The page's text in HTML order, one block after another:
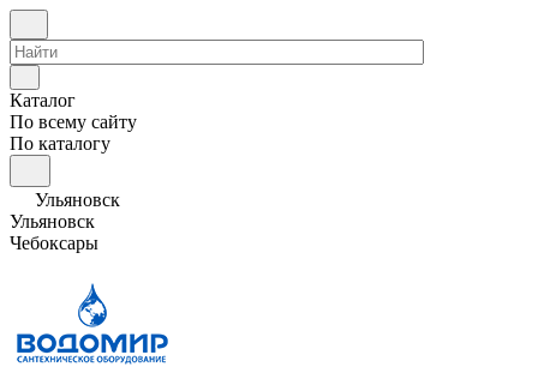
Каталог
По всему сайту
По каталогу
Ульяновск
Ульяновск
Чебоксары